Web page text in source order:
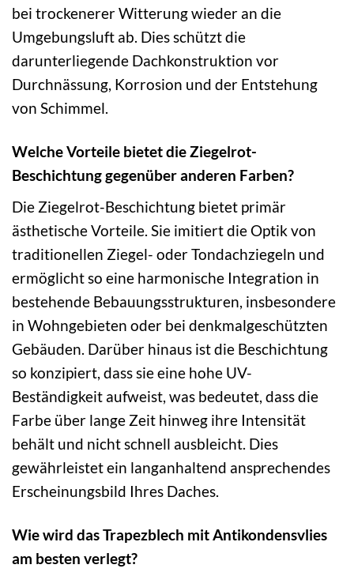
bei trockenerer Witterung wieder an die
Umgebungsluft ab. Dies schützt die
darunterliegende Dachkonstruktion vor
Durchnässung, Korrosion und der Entstehung
von Schimmel.
Welche Vorteile bietet die Ziegelrot-
Beschichtung gegenüber anderen Farben?
Die Ziegelrot-Beschichtung bietet primär
ästhetische Vorteile. Sie imitiert die Optik von
traditionellen Ziegel- oder Tondachziegeln und
ermöglicht so eine harmonische Integration in
bestehende Bebauungsstrukturen, insbesondere
in Wohngebieten oder bei denkmalgeschützten
Gebäuden. Darüber hinaus ist die Beschichtung
so konzipiert, dass sie eine hohe UV-
Beständigkeit aufweist, was bedeutet, dass die
Farbe über lange Zeit hinweg ihre Intensität
behält und nicht schnell ausbleicht. Dies
gewährleistet ein langanhaltend ansprechendes
Erscheinungsbild Ihres Daches.
Wie wird das Trapezblech mit Antikondensvlies
am besten verlegt?